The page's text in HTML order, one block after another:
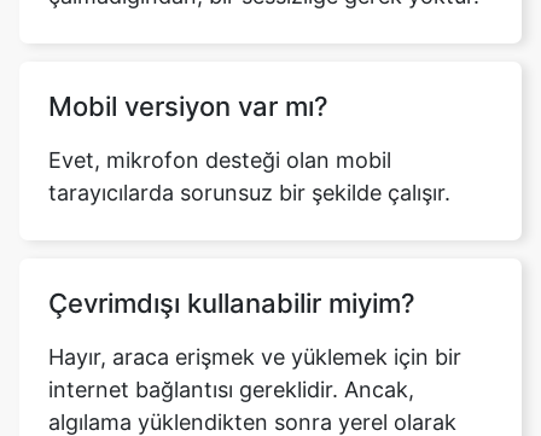
Mobil versiyon var mı?
Evet, mikrofon desteği olan mobil
tarayıcılarda sorunsuz bir şekilde çalışır.
Çevrimdışı kullanabilir miyim?
Hayır, araca erişmek ve yüklemek için bir
internet bağlantısı gereklidir. Ancak,
algılama yüklendikten sonra yerel olarak